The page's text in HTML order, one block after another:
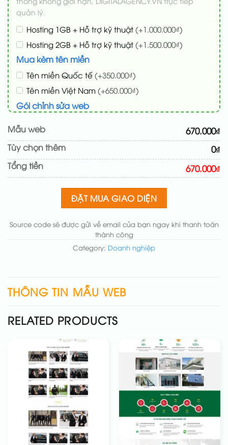
quản lý.
Hosting 1GB + Hỗ trợ kỹ thuật (+1.000.000₫)
Hosting 2GB + Hỗ trợ kỹ thuật (+1.500.000₫)
Mua kèm tên miền
Tên miền Quốc tế (+350.000₫)
Tên miền Việt Nam (+650.000₫)
Gói chỉnh sửa web
Thay logo + thông tin doanh nghiệp
(+50.000₫)
Đổi màu chủ đạo theo tông của logo
Sửa danh mục và sắp xếp lại đề mục menu cho
chuẩn(+200.000₫)
Thay đổi bố cục trang chủ (đơn giản)
Thêm các nút liên hệ nhanh(+50.000₫)
Mẫu web 670.000₫
Tùy chọn thêm 0₫
Tổng tiền 670.000₫
ĐẶT MUA GIAO DIỆN
Source code sẽ được gửi về email của bạn ngay khi thanh toán
thành công
Category: Doanh nghiệp
THÔNG TIN MẪU WEB
RELATED PRODUCTS